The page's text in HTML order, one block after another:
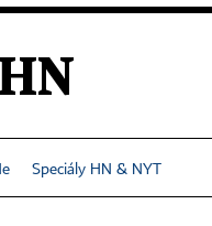
Speciály HN & NYT